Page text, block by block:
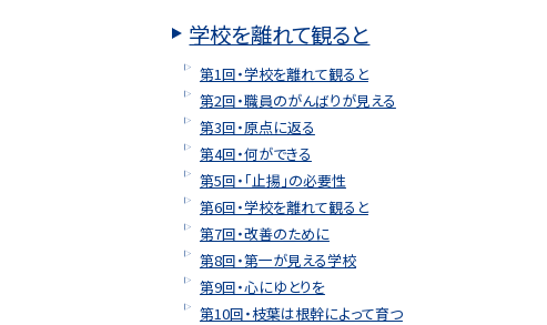
学校を離れて観ると
第1回・学校を離れて観ると
第2回・職員のがんばりが見える
第3回・原点に返る
第4回・何ができる
第5回・「止揚」の必要性
第6回・学校を離れて観ると
第7回・改善のために
第8回・第一が見える学校
第9回・心にゆとりを
第10回・枝葉は根幹によって育つ